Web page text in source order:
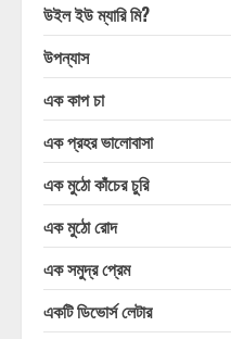
উইল ইউ ম্যারি মি?
উপন্যাস
এক কাপ চা
এক প্রহর ভালোবাসা
এক মুঠো কাঁচের চুরি
এক মুঠো রোদ
এক সমুদ্র প্রেম
একটি ডিভোর্স লেটার